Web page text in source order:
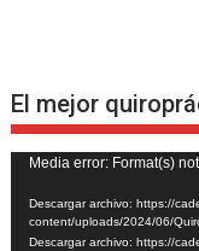
El mejor
Reproductor
de
vídeo
Media error: Format(s)
Descargar archivo: https://
content/uploads/2024/06/
Descargar archivo: https://